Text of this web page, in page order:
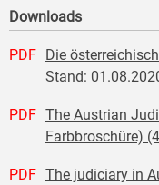
Downloads
PDF
Die
Stand:
PDF The Austrian
Farbbroschüre)
PDF The judiciary in